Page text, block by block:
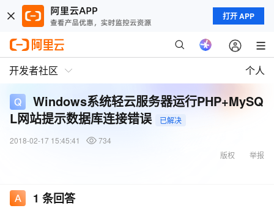
打开 APP
开发者社区 个人
Windows系统轻云服务器运行PHP+MySQ
L网站提示数据库连接错误
已解决
2018-02-17 15:45:41
734
举报
版权
1 条回答